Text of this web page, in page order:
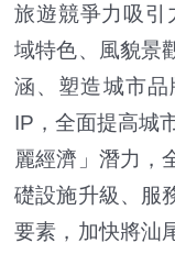
旅遊競爭力吸引
域特色、風貌景
涵、塑造城市
IP，全面提高城
麗經濟」潛力，
礎設施升級、服
要素，加快將汕